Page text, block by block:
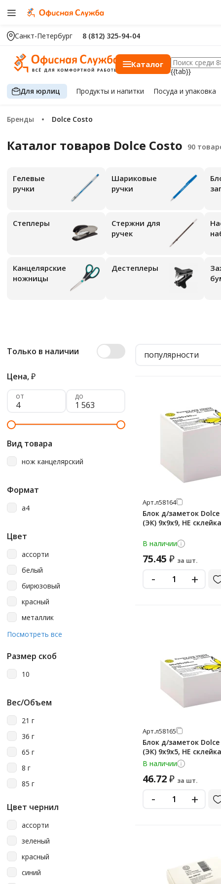
Санкт-Петербург 8 (812) 325-94-04
Каталог
{{tab}}
Для юрлиц Продуктыи напитки Посуда и упаковка
Бренды Dolce Costo
Каталог товаров Dolce Costo
Гелевые
ручки
Шариковые
ручки
Степлеры
Стержни для
ручек
Канцелярские
ножницы
Дестеплеры
Только в наличии
Цена,₽
от до
Вид товара
нож канцелярский
Формат
a4
Цвет
ассорти
белый
бирюзовый
красный
металлик
синий
Посмотреть все
Размер скоб
10
Вес/Объем
21 г
36 г
65 г
8 г
85 г
Цвет чернил
ассорти
зеленый
красный
синий
популярности
Арт.л58164
Блок д/заметок
(ЭК) 9х9х9, НЕ
В наличии
75.45 ₽ за шт.
- +
Арт.л58165
Блок д/заметок
(ЭК) 9х9х5, НЕ
В наличии
46.72₽ за шт.
- +